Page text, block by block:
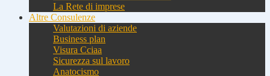
La Rete di imprese
Altre Consulenze
Valutazioni di aziende
Business plan
Visura Cciaa
Sicurezza sul lavoro
Anatocismo